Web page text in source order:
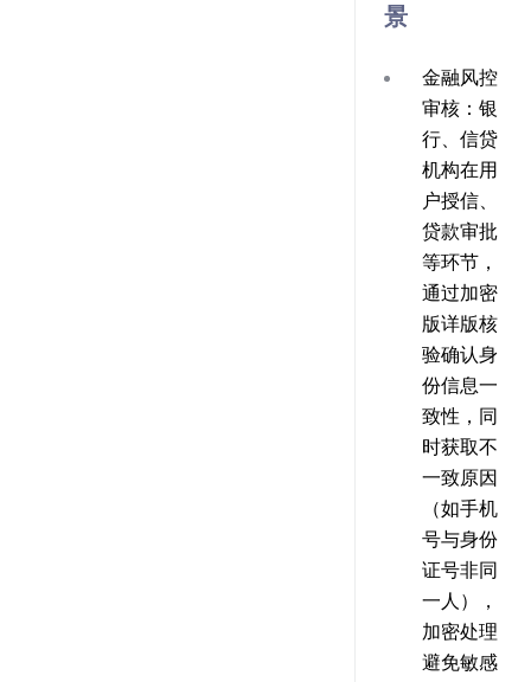
景
金融风控
审核 ：银
行、信贷
机构在用
户授信、
贷款审批
等环节，
通过加密
版详版核
验确认身
份信息一
致性，同
时获取不
一致原因
（如手机
号与身份
证号非同
一人），
加密处理
避免敏感